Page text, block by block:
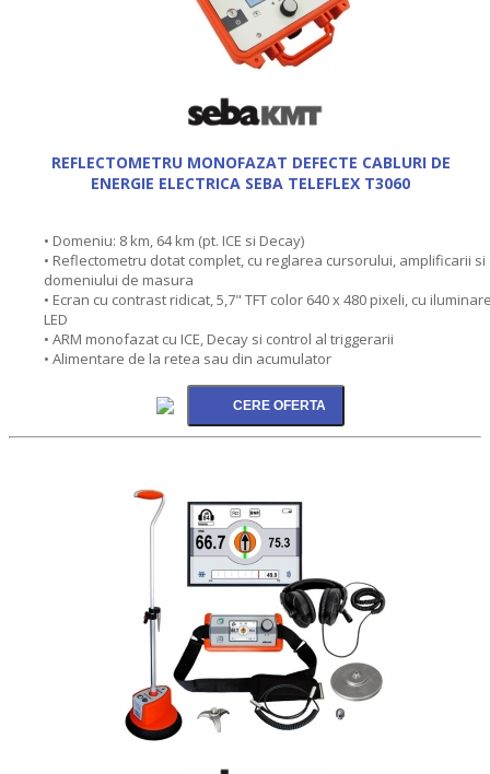
REFLECTOMETRU MONOFAZAT DEFECTE CABLURI DE
ENERGIE ELECTRICA SEBA TELEFLEX T3060
• Domeniu: 8 km, 64 km (pt. ICE si Decay)
• Reflectometru dotat complet, cu reglarea cursorului, amplificarii si
domeniului de masura
• Ecran cu contrast ridicat, 5,7" TFT color 640 x 480 pixeli, cu
LED
• ARM monofazat cu ICE, Decay si control al triggerarii
• Alimentare de la retea sau din acumulator